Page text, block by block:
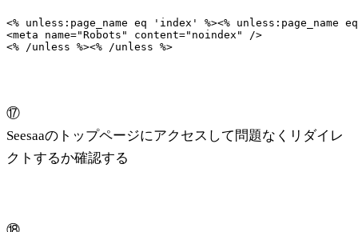
<% unless:page_name eq 'index' %><%
<meta name="Robots" content="noindex" />
<% /unless %><% /unless %>
⑰
Seesaaのトップページにアクセスして問題なくリダイレ
クトするか確認する